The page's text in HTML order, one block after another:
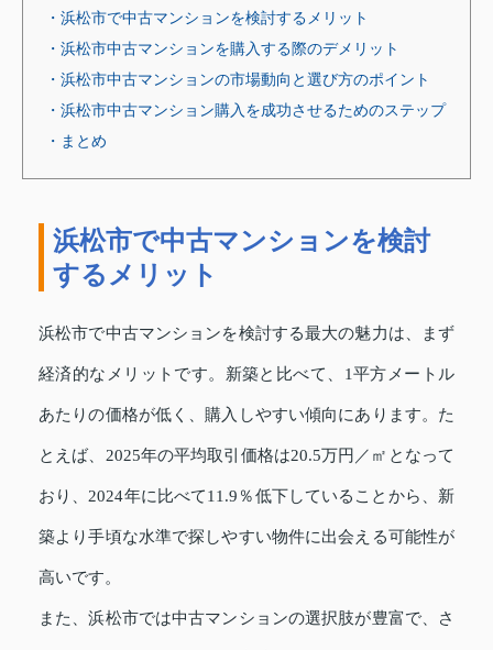
・浜松市で中古マンションを検討するメリット
・浜松市中古マンションを購入する際のデメリット
・浜松市中古マンションの市場動向と選び方のポイント
・浜松市中古マンション購入を成功させるためのステップ
・まとめ
浜松市で中古マンションを検討
するメリット
浜松市で中古マンションを検討する最大の魅力は、まず
経済的なメリットです。新築と比べて、1平方メートル
あたりの価格が低く、購入しやすい傾向にあります。た
とえば、2025年の平均取引価格は20.5万円／㎡となって
おり、2024年に比べて11.9％低下していることから、新
築より手頃な水準で探しやすい物件に出会える可能性が
高いです。
また、浜松市では中古マンションの選択肢が豊富で、さ